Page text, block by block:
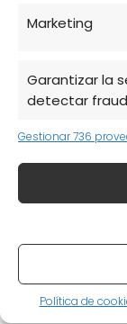
Marketing
Garantizar la
detectar
Gestionar 736
Política de
Aceite
Vinagre
Sal y
Mezcla
ensalada
como